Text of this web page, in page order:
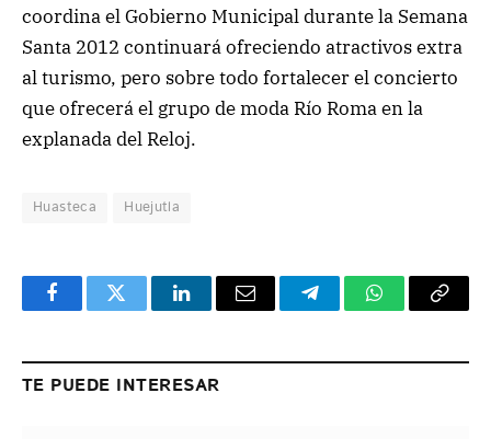
coordina el Gobierno Municipal durante la Semana
Santa 2012 continuará ofreciendo atractivos extra
al turismo, pero sobre todo fortalecer el concierto
que ofrecerá el grupo de moda Río Roma en la
explanada del Reloj.
Huasteca Huejutla
FacebookTwitter LinkedInEmail TelegramWhatsApp
Copy
TE PUEDE INTERESAR